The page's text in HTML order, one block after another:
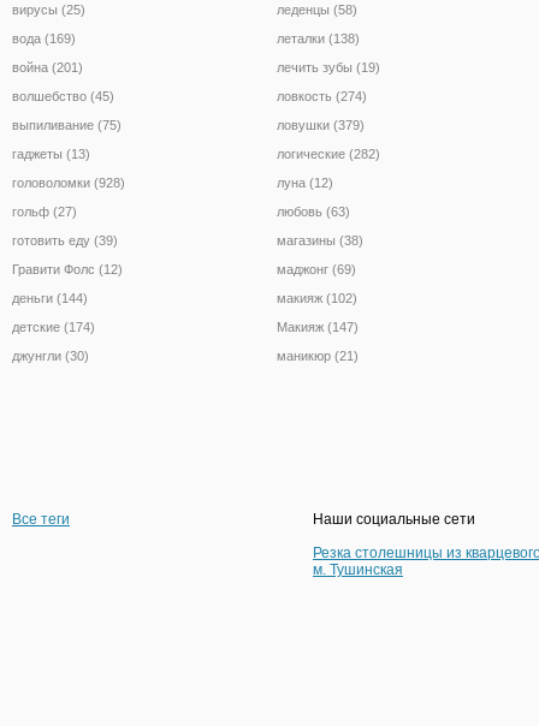
вирусы (25)
вода (169)
война (201)
волшебство (45)
выпиливание (75)
гаджеты (13)
головоломки (928)
гольф (27)
готовить еду (39)
Гравити Фолс (12)
деньги (144)
детские (174)
джунгли (30)
леденцы (58)
леталки (138)
лечить зубы (19)
ловкость (274)
ловушки (379)
логические (282)
луна (12)
любовь (63)
магазины (38)
маджонг (69)
макияж (102)
Макияж (147)
маникюр (21)
Все теги
Наши социальные сети
Резка столешницы из
м. Тушинская